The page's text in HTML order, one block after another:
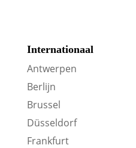
Internationaal
Antwerpen
Berlijn
Brussel
Düsseldorf
Frankfurt